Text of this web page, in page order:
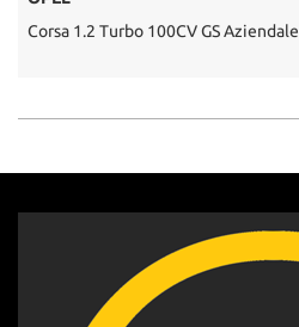
Corsa 1.2 Turbo 100CV GS Aziendale